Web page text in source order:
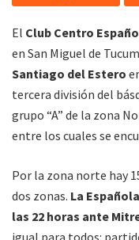
El Club Centro
en San Miguel de
Santiago del Estero
tercera división del
grupo “A” de la zona
entre los cuales se
Por la zona norte hay
dos zonas. La
las 22 horas ante